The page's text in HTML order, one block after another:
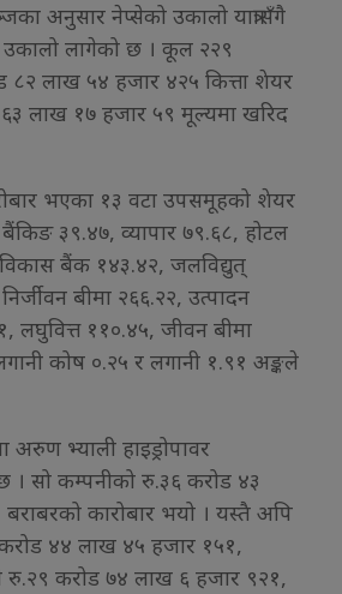
अनुसार नेप्सेको उकालो यात्रासँगै
लागेको छ । कूल २२९
८२ लाख ५४ हजार ४२५ कित्ता शेयर
लाख १७ हजार ५९ मूल्यमा खरिद
भएका १३ वटा उपसमूहको शेयर
३९.४७, व्यापार ७९.६८, होटल
बैंक १४३.४२, जलविद्युत्
बीमा २६६.२२, उत्पादन
लघुवित्त ११०.४५, जीवन बीमा
कोष ०.२५ र लगानी १.९१ अङ्कले
अरुण भ्याली हाइड्रोपावर
। सो कम्पनीको रु.३६ करोड ४३
कारोबार भयो । यस्तै अपि
४४ लाख ४५ हजार १५१,
रु.२९ करोड ७४ लाख ६ हजार ९२१,